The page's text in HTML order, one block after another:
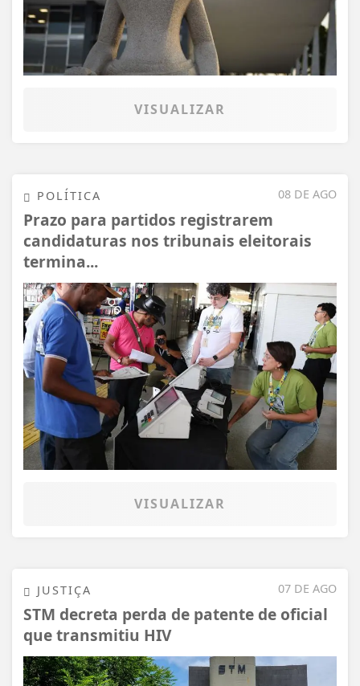
VISUALIZAR
08 DE AGO
POLÍTICA
Prazo para partidos registrarem
candidaturas nos tribunais eleitorais
termina...
VISUALIZAR
07 DE AGO
JUSTIÇA
STM decreta perda de patente de oficial
que transmitiu HIV